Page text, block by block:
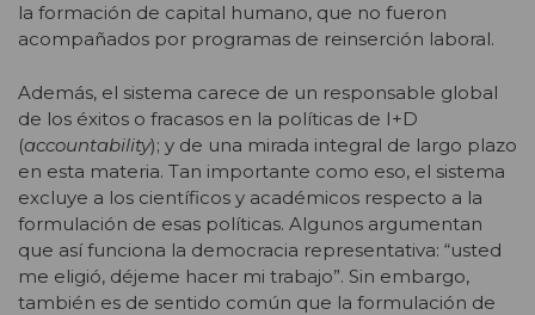
la formación de capital humano, que no fueron
acompañados por programas de reinserción laboral.
Además, el sistema carece de un responsable global
de los éxitos o fracasos en la políticas de I+D
(accountability); y de una mirada integral de largo plazo
en esta materia. Tan importante como eso, el sistema
excluye a los científicos y académicos respecto a la
formulación de esas políticas. Algunos argumentan
que así funciona la democracia representativa: “usted
me eligió, déjeme hacer mi trabajo”. Sin embargo,
también es de sentido común que la formulación de